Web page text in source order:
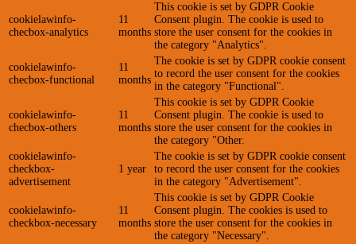
cookielawinfo-
checbox-analytics
11
months
This cookie is set by GDPR Cookie
Consent plugin. The cookie is used to
store the user consent for the cookies in
the category "Analytics".
cookielawinfo-
checbox-functional
11
months
The cookie is set by GDPR cookie consent
to record the user consent for the cookies
in the category "Functional".
cookielawinfo-
checbox-others
11
months
This cookie is set by GDPR Cookie
Consent plugin. The cookie is used to
store the user consent for the cookies in
the category "Other.
cookielawinfo-
checkbox-
advertisement
1 year
The cookie is set by GDPR cookie consent
to record the user consent for the cookies
in the category "Advertisement".
cookielawinfo-
checkbox-necessary
11
months
This cookie is set by GDPR Cookie
Consent plugin. The cookies is used to
store the user consent for the cookies in
the category "Necessary".